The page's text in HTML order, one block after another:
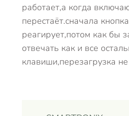
работает,а когда
перестаёт.сначала
реагирует,потом как бы
отвечать как и все
клавиши,перезагрузка